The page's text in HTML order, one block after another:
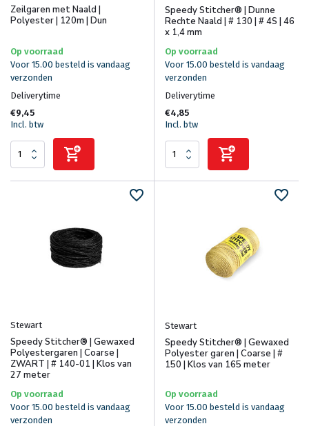
Zeilgaren met Naald |
Polyester | 120m | Dun
Op voorraad
Voor 15.00 besteld is vandaag
verzonden
Deliverytime
€9,45
Incl. btw
Speedy Stitcher® | Dunne
Rechte Naald | # 130 | # 4S | 46
x 1,4 mm
Op voorraad
Voor 15.00 besteld is vandaag
verzonden
Deliverytime
€4,85
Incl. btw
Stewart
Speedy Stitcher® | Gewaxed
Polyestergaren | Coarse |
ZWART | # 140-01 | Klos van
27 meter
Op voorraad
Voor 15.00 besteld is vandaag
verzonden
Stewart
Speedy Stitcher® | Gewaxed
Polyester garen | Coarse | #
150 | Klos van 165 meter
Op voorraad
Voor 15.00 besteld is vandaag
verzonden